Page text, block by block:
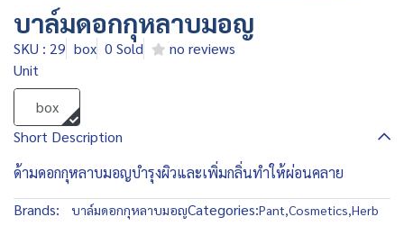
บาล์มดอกกุหลาบมอญ
SKU : 29 box 0 Sold
no reviews
Unit
box
Short Description
ด้ามดอกกุหลาบมอญบำรุงผิวและเพิ่มกลิ่นทำให้ผ่อนคลาย
Brands:
บาล์มดอกกุหลาบมอญCategories:Pant,Cosmetics,Herb